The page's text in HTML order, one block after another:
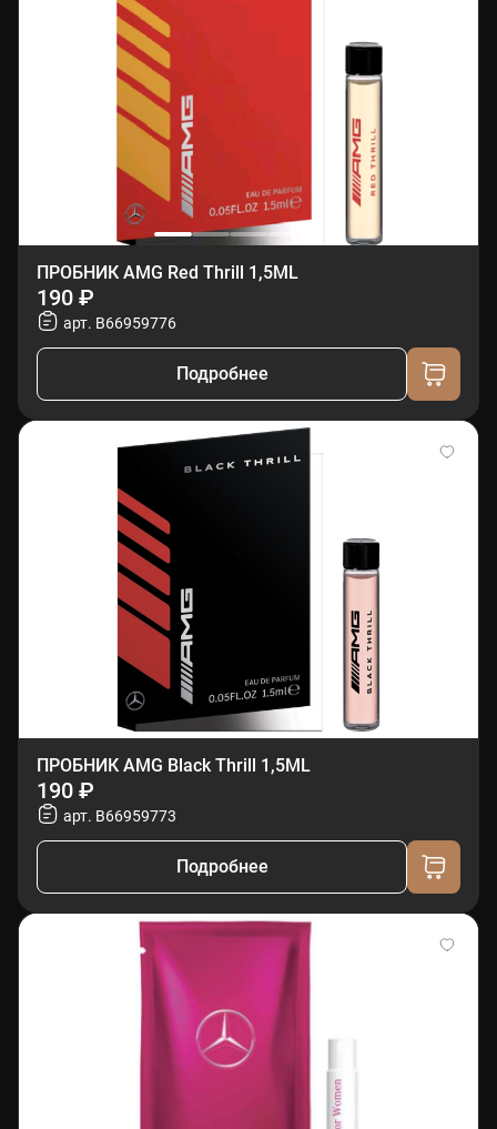
ПРОБНИК AMG Red Thrill 1,5ML
190 ₽
арт. B66959776
Подробнее
ПРОБНИК AMG Black Thrill 1,5ML
190 ₽
арт. B66959773
Подробнее